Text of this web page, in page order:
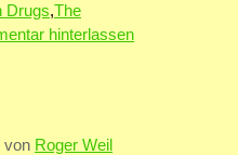
Drugs,The
hinterlassen
von Roger Weil